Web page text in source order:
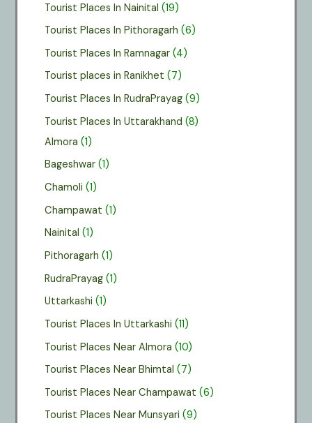
Tourist Places In Nainital (19)
Tourist Places In Pithoragarh (6)
Tourist Places In Ramnagar (4)
Tourist places in Ranikhet (7)
Tourist Places In RudraPrayag (9)
Tourist Places In Uttarakhand (8)
Almora (1)
Bageshwar (1)
Chamoli (1)
Champawat (1)
Nainital (1)
Pithoragarh (1)
RudraPrayag (1)
Uttarkashi (1)
Tourist Places In Uttarkashi (11)
Tourist Places Near Almora (10)
Tourist Places Near Bhimtal (7)
Tourist Places Near Champawat (6)
Tourist Places Near Munsyari (9)